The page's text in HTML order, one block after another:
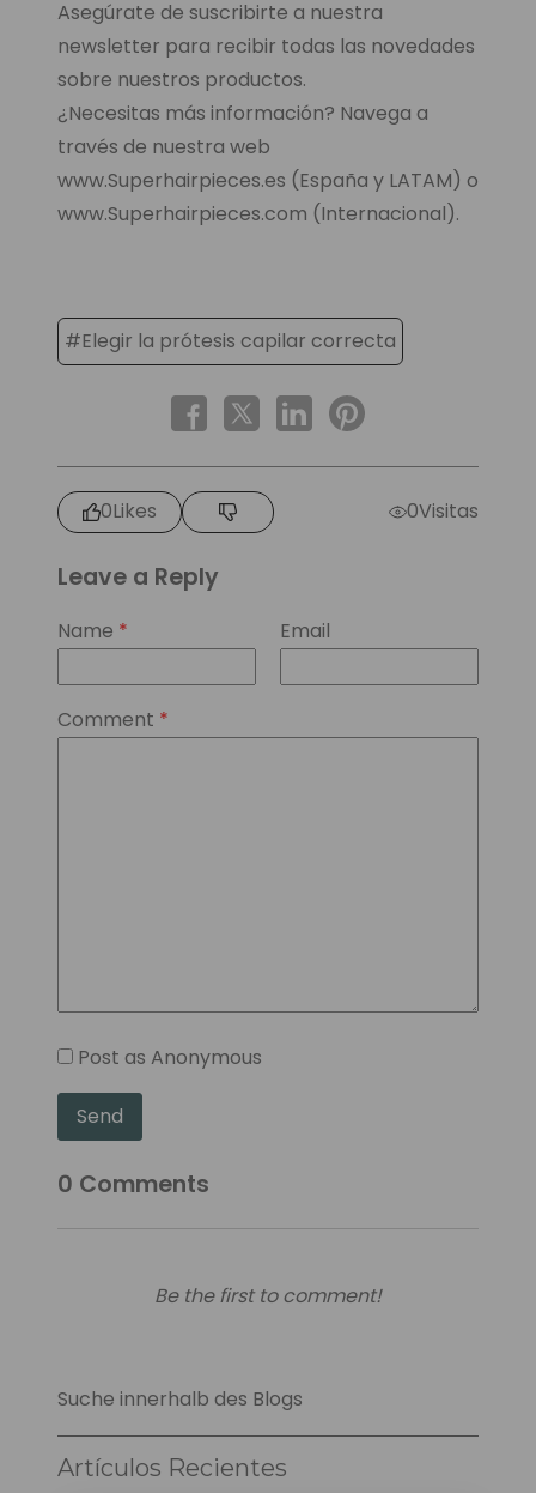
Asegúrate de suscribirte a nuestra
newsletter para recibir todas las novedades
sobre nuestros productos.
¿Necesitas más información? Navega a
través de nuestra web
www.Superhairpieces.es (España y LATAM) o
www.Superhairpieces.com (Internacional).
#Elegir la prótesis capilar correcta
0Likes 0Visitas
Leave a Reply
Name * Email
Comment *
Post as Anonymous
Send
0 Comments
Be the first to comment!
Suche innerhalb des Blogs
Artículos Recientes